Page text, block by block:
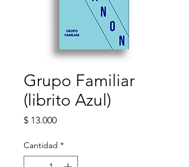
Grupo Familiar
(librito Azul)
$ 13.000Precio
Cantidad *